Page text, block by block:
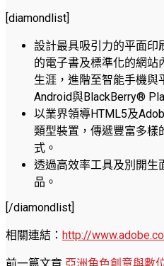
[diamondlist]
設計最具吸引力的平面印
的電子書及標準化的網站
生涯，進階至智能手機與
Android與BlackBerry®
以業界領導HTML5及
類型裝置，傳遞豐富多樣
式。
透過高效率工具及別開生
品。
[/diamondlist]
相關連結： http://